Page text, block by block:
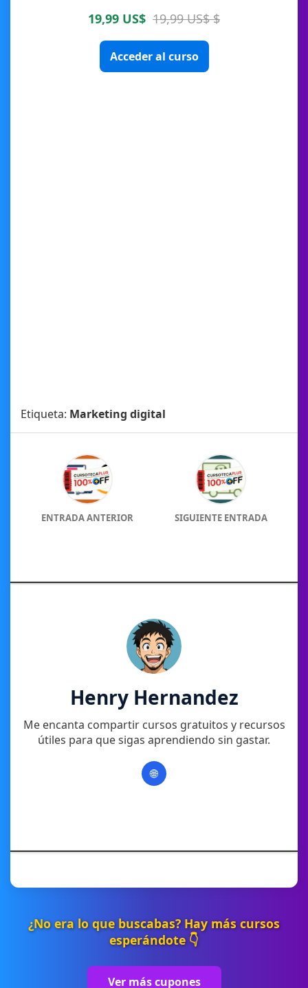
19,99 US$ 19,99 US$ $
Acceder al curso
Etiqueta: Marketing digital
ENTRADA ANTERIOR SIGUIENTE ENTRADA
Henry Hernandez
Me encanta compartir cursos gratuitos y recursos
útiles para que sigas aprendiendo sin gastar.
🌐
¿No era lo que buscabas? Hay más cursos
esperándote 👇
Ver más cupones